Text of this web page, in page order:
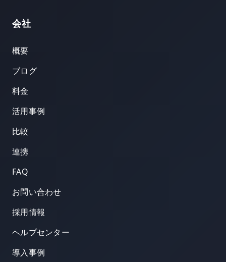
会社
概要
ブログ
料金
活用事例
比較
連携
FAQ
お問い合わせ
採用情報
ヘルプセンター
導入事例